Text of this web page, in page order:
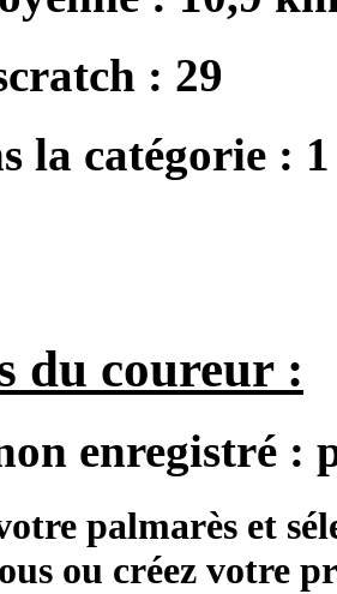
: 29
la catégorie : 1
du coureur :
enregistré :
palmarès et
ou créez votre